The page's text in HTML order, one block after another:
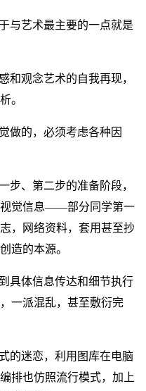
与艺术最主要的一点就是
和观念艺术的自我再现，
。
做的，必须考虑各种因
步、第二步的准备阶段，
视觉信息——部分同学第一
，网络资料，套用甚至抄
造的本源。
具体信息传达和细节执行
一派混乱，甚至敷衍完
的迷恋，利用图库在电脑
排也仿照流行模式，加上